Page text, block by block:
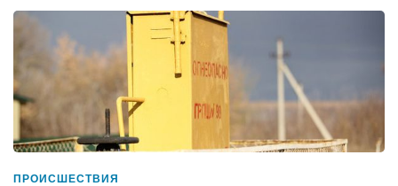
ПРОИСШЕСТВИЯ